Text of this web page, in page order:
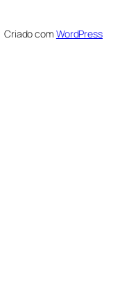
Criado com WordPress